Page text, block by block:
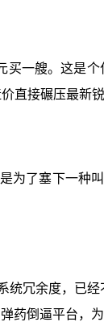
一艘。这是个
直接碾压最新锐
为了塞下一种
统冗余度，已
药倒逼平台，